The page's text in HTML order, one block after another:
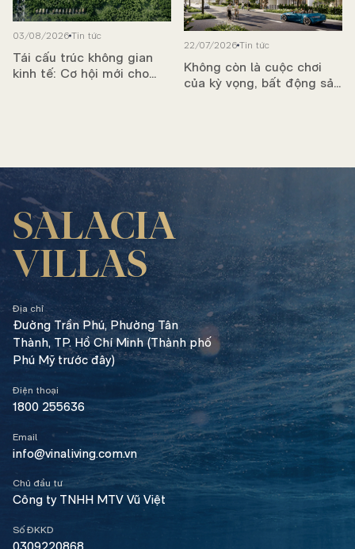
03/08/2026Tin tức
Tái cấu trúc không gian
kinh tế: Cơ hội mới cho
22/07/2026Tin tức
Không còn là cuộc chơi
của kỳ vọng, bất động sản
SALACIA
VILLAS
Địa chỉ
Đường Trần Phú,Phường Tân
Thành, TP. Hồ Chí Minh (Thành phố
Phú Mỹ trước đây)
Điện thoại
1800 255636
Email
info@vinaliving.com.vn
Chủ đầu tư
Công ty TNHH MTV Vũ Việt
Số ĐKKD